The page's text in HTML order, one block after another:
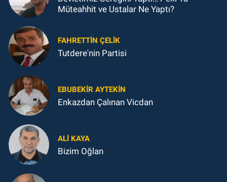
Müteahhit ve Ustalar Ne Yaptı?
FAHRETTIN ÇELİK
Tutdere'nin Partisi
EBUBEKIR AYTEKIN
Enkazdan Çalınan Vicdan
ALI KAYA
Bizim Oğlan